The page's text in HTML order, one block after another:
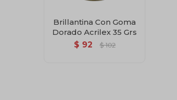
Brillantina Con Goma
Dorado Acrilex 35 Grs
$ 92 $ 102